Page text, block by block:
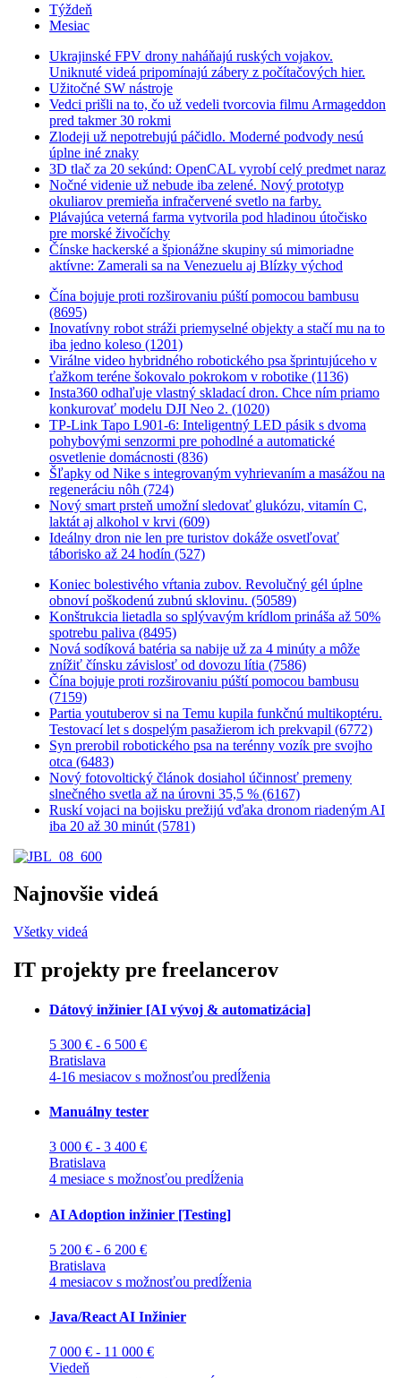
Týždeň
Mesiac
Ukrajinské FPV drony naháňajú ruských vojakov.
Uniknuté videá pripomínajú zábery z počítačových hier.
Užitočné SW nástroje
Vedci prišli na to, čo už vedeli tvorcovia filmu Armageddon
pred takmer 30 rokmi
Zlodeji už nepotrebujú páčidlo. Moderné podvody nesú
úplne iné znaky
3D tlač za 20 sekúnd: OpenCAL vyrobí celý predmet naraz
Nočné videnie už nebude iba zelené. Nový prototyp
okuliarov premieňa infračervené svetlo na farby.
Plávajúca veterná farma vytvorila pod hladinou útočisko
pre morské živočíchy
Čínske hackerské a špionážne skupiny sú mimoriadne
aktívne: Zamerali sa na Venezuelu aj Blízky východ
Čína bojuje proti rozširovaniu púští pomocou bambusu
(8695)
Inovatívny robot stráži priemyselné objekty a stačí mu na to
iba jedno koleso (1201)
Virálne video hybridného robotického psa šprintujúceho v
ťažkom teréne šokovalo pokrokom v robotike (1136)
Insta360 odhaľuje vlastný skladací dron. Chce ním priamo
konkurovať modelu DJI Neo 2. (1020)
TP-Link Tapo L901-6: Inteligentný LED pásik s dvoma
pohybovými senzormi pre pohodlné a automatické
osvetlenie domácnosti (836)
Šľapky od Nike s integrovaným vyhrievaním a masážou na
regeneráciu nôh (724)
Nový smart prsteň umožní sledovať glukózu, vitamín C,
laktát aj alkohol v krvi (609)
Ideálny dron nie len pre turistov dokáže osvetľovať
táborisko až 24 hodín (527)
Koniec bolestivého vŕtania zubov. Revolučný gél úplne
obnoví poškodenú zubnú sklovinu. (50589)
Konštrukcia lietadla so splývavým krídlom prináša až 50%
spotrebu paliva (8495)
Nová sodíková batéria sa nabije už za 4 minúty a môže
znížiť čínsku závislosť od dovozu lítia (7586)
Čína bojuje proti rozširovaniu púští pomocou bambusu
(7159)
Partia youtuberov si na Temu kupila funkčnú multikoptéru.
Testovací let s dospelým pasažierom ich prekvapil (6772)
Syn prerobil robotického psa na terénny vozík pre svojho
otca (6483)
Nový fotovoltický článok dosiahol účinnosť premeny
slnečného svetla až na úrovni 35,5 % (6167)
Ruskí vojaci na bojisku prežijú vďaka dronom riadeným AI
iba 20 až 30 minút (5781)
Najnovšie videá
Všetky videá
IT projekty pre freelancerov
Dátový inžinier [AI vývoj & automatizácia]
5 300 € - 6 500 €
Bratislava
4-16 mesiacov s možnosťou predĺženia
Manuálny tester
3 000 € - 3 400 €
Bratislava
4 mesiace s možnosťou predĺženia
AI Adoption inžinier [Testing]
5 200 € - 6 200 €
Bratislava
4 mesiacov s možnosťou predĺženia
Java/React AI Inžinier
7 000 € - 11 000 €
Viedeň